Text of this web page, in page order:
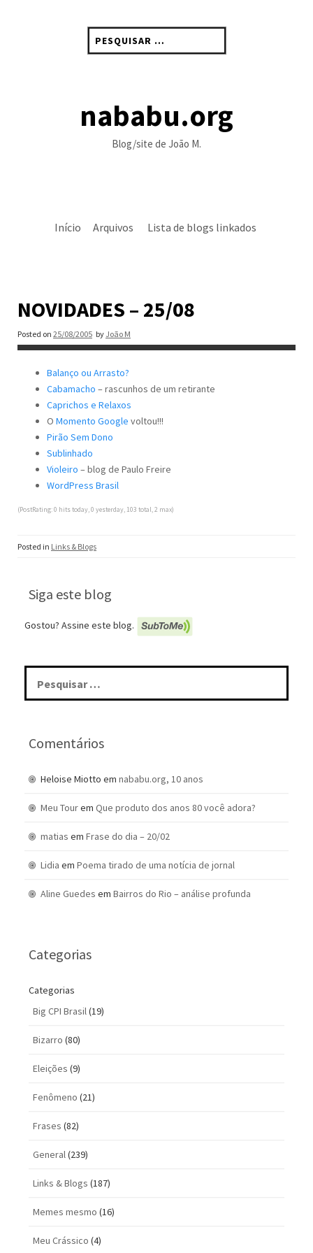
por:
nababu.org
Blog/site de João M.
Início Arquivos Lista de blogs linkados
NOVIDADES – 25/08
Posted on 25/08/2005 by João M
Balanço ou Arrasto?
Cabamacho – rascunhos de um retirante
Caprichos e Relaxos
O Momento Google voltou!!!
Pirão Sem Dono
Sublinhado
Violeiro – blog de Paulo Freire
WordPress Brasil
(PostRating: 0 hits today, 0 yesterday, 103 total, 2 max)
Posted in Links & Blogs
Siga este blog
Gostou? Assine este blog.
Pesquisar
por:
Comentários
Heloise Miotto em nababu.org, 10 anos
Meu Tourem Que produto dos anos 80 você adora?
matias em Frase do dia – 20/02
Lidia em Poema tirado de uma notícia de jornal
Aline Guedes em Bairros do Rio – análise profunda
Categorias
Categorias
Big CPI Brasil(19)
Bizarro (80)
Eleições (9)
Fenômeno (21)
Frases (82)
General(239)
Links & Blogs (187)
Memes mesmo (16)
Meu Crássico (4)